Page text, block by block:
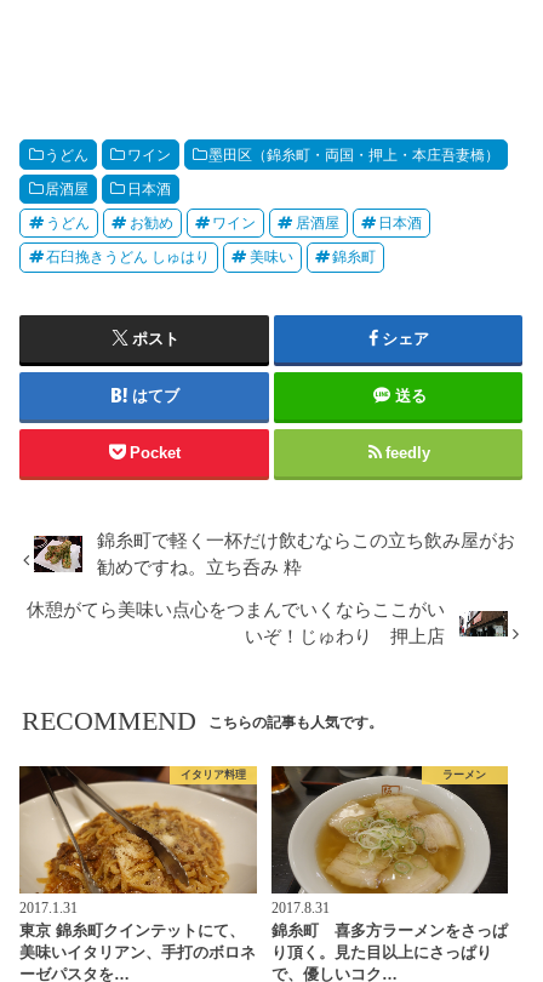
うどん ワイン 墨田区（錦糸町・両国・押上・本庄吾妻橋）
居酒屋 日本酒
うどん お勧め ワイン 居酒屋 日本酒
石臼挽きうどん しゅはり 美味い 錦糸町
ポスト シェア
はてブ 送る
Pocket feedly
錦糸町で軽く一杯だけ飲むならこの立ち飲み屋がお
勧めですね。立ち呑み 粋
休憩がてら美味い点心をつまんでいくならここがい
いぞ！じゅわり 押上店
RECOMMEND こちらの記事も人気です。
イタリア料理
2017.1.31
東京 錦糸町クインテットにて、
美味いイタリアン、手打のボロネ
ーゼパスタを…
ラーメン
2017.8.31
錦糸町 喜多方ラーメンをさっぱ
り頂く。見た目以上にさっぱり
で、優しいコク…